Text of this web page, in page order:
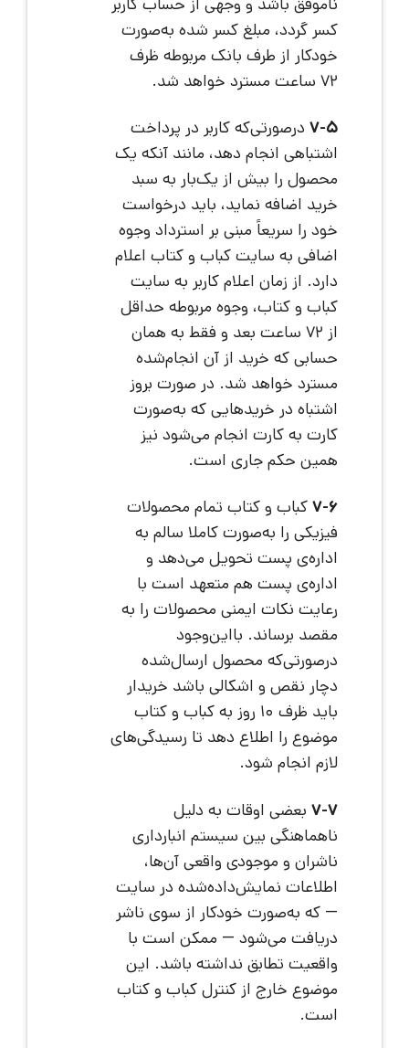
کسر گردد، مبلغ کسر شده به‌صورت
خودکار از طرف بانک مربوطه ظرف
72 ساعت مسترد خواهد شد.
7-5درصورتی‌که کاربر در پرداخت
اشتباهی انجام دهد، مانند آنکه یک
محصول را بیش از یک‌بار به سبد
خرید اضافه نماید، باید درخواست
خود را سریعاً مبنی بر استرداد وجوه
اضافی به سایت کباب و کتاب اعلام
دارد. از زمان اعلام کاربر به سایت
کباب و کتاب، وجوه مربوطه حداقل
از 72 ساعت بعد و فقط به همان
حسابی که خرید از آن انجام‌شده
مسترد خواهد شد. در صورت بروز
اشتباه در خریدهایی که به‌صورت
کارت به کارت انجام می‌شود نیز
همین حکم جاری است.
7-6کباب و کتاب تمام محصولات
فیزیکی را به‌صورت کاملا سالم به
اداره‌ی پست تحویل می‌دهد و
اداره‌ی پست هم متعهد است با
رعایت نکات ایمنی محصولات را به
مقصد برساند. بااین‌وجود
درصورتی‌که محصول ارسال‌شده
دچار نقص و اشکالی باشد خریدار
باید ظرف 10 روز به کباب و کتاب
موضوع را اطلاع دهد تا رسیدگی‌های
لازم انجام شود.
7-7بعضی اوقات به دلیل
ناهماهنگی بین سیستم انبارداری
ناشران و موجودی واقعی آن‌ها،
اطلاعات نمایش‌داده‌شده در سایت
— که به‌صورت خودکار از سوی ناشر
دریافت می‌شود — ممکن است با
واقعیت تطابق نداشته باشد. این
موضوع خارج از کنترل کباب و کتاب
است.